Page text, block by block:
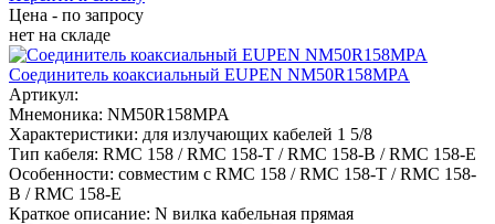
Цена - по запросу
нет на складе
Соединитель коаксиальный EUPEN NM50R158MPA
Артикул:
Мнемоника: NM50R158MPA
Характеристики: для излучающих кабелей 1 5/8
Тип кабеля: RMC 158 / RMC 158-T / RMC 158-B / RMC 158-E
Особенности: совместим с RMC 158 / RMC 158-T / RMC 158-
B / RMC 158-E
Краткое описание: N вилка кабельная прямая